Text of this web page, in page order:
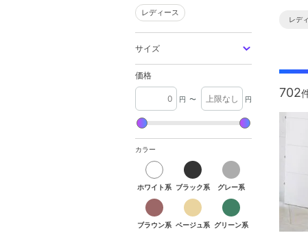
レディース
レディース
サイズ
価格
円 〜 円
カラー
ホワイト系
ホワイト系
ブラック系
ブラック系
グレー系
グレー系
ブラウン系
ブラウン系
ベージュ系
ベージュ系
グリーン系
グリーン系
レデ
702